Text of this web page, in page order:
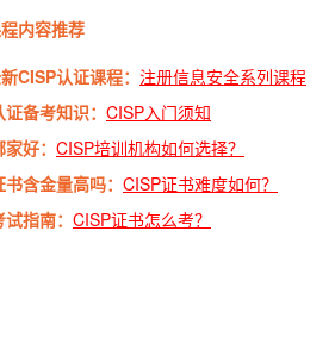
内容推荐
CISP认证课程： 注册信息安全系列课程
备考知识： CISP入门须知
好： CISP培训机构如何选择？
含金量高吗： CISP证书难度如何？
指南： CISP证书怎么考？